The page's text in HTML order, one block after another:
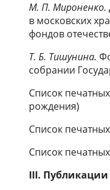
М. П. Мироненко.
в московских
фондов
Т. Б. Тишунина.
собрании
Список
рождения)
Список
Список
III. Публикации